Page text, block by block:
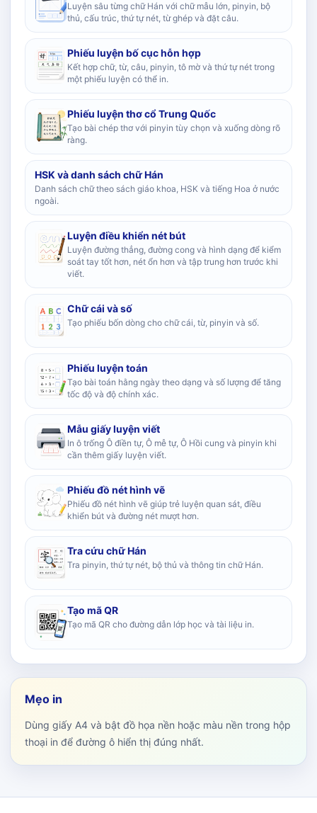
Luyện sâu từng chữ Hán với chữ mẫu lớn, pinyin, bộ
thủ, cấu trúc, thứ tự nét, từ ghép và đặt câu.
Phiếu luyện bố cục hỗn hợp
Kết hợp chữ, từ, câu, pinyin, tô mờ và thứ tự nét trong
một phiếu luyện có thể in.
Phiếu luyện thơ cổ Trung Quốc
Tạo bài chép thơ với pinyin tùy chọn và xuống dòng rõ
ràng.
HSK và danh sách chữ Hán
Danh sách chữ theo sách giáo khoa, HSK và tiếng Hoa ở nước
ngoài.
Luyện điều khiển nét bút
Luyện đường thẳng, đường cong và hình dạng để kiểm
soát tay tốt hơn, nét ổn hơn và tập trung hơn trước khi
viết.
Chữ cái và số
Tạo phiếu bốn dòng cho chữ cái, từ, pinyin và số.
Phiếu luyện toán
Tạo bài toán hằng ngày theo dạng và số lượng để tăng
tốc độ và độ chính xác.
Mẫu giấy luyện viết
In ô trống Ô điền tự, Ô mễ tự, Ô Hồi cung và pinyin khi
cần thêm giấy luyện viết.
Phiếu đồ nét hình vẽ
Phiếu đồ nét hình vẽ giúp trẻ luyện quan sát, điều
khiển bút và đường nét mượt hơn.
Tra cứu chữ Hán
Tra pinyin, thứ tự nét, bộ thủ và thông tin chữ Hán.
Tạo mã QR
Tạo mã QR cho đường dẫn lớp học và tài liệu in.
Mẹo in
Dùng giấy A4 và bật đồ họa nền hoặc màu nền trong hộp
thoại in để đường ô hiển thị đúng nhất.